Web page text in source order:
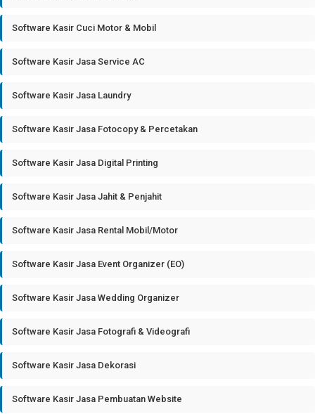
Software Kasir Cuci Motor & Mobil
Software Kasir Jasa Service AC
Software Kasir Jasa Laundry
Software Kasir Jasa Fotocopy & Percetakan
Software Kasir Jasa Digital Printing
Software Kasir Jasa Jahit & Penjahit
Software Kasir Jasa Rental Mobil/Motor
Software Kasir Jasa Event Organizer (EO)
Software Kasir Jasa Wedding Organizer
Software Kasir Jasa Fotografi & Videografi
Software Kasir Jasa Dekorasi
Software Kasir Jasa Pembuatan Website